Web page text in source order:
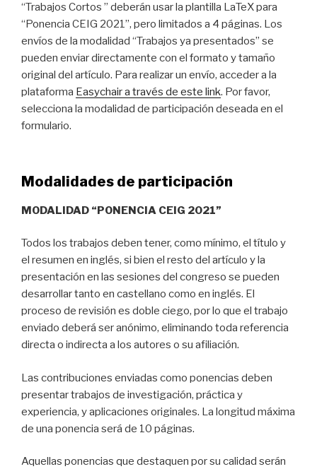
“Trabajos Cortos ” deberán usar la plantilla LaTeX para
“Ponencia CEIG 2021”, pero limitados a 4 páginas. Los
envíos de la modalidad “Trabajos ya presentados” se
pueden enviar directamente con el formato y tamaño
original del artículo. Para realizar un envío, acceder a la
plataforma Easychair a través de este link. Por favor,
selecciona la modalidad de participación deseada en el
formulario.
Modalidades de participación
MODALIDAD “PONENCIA CEIG 2021”
Todos los trabajos deben tener, como mínimo, el título y
el resumen en inglés, si bien el resto del artículo y la
presentación en las sesiones del congreso se pueden
desarrollar tanto en castellano como en inglés. El
proceso de revisión es doble ciego, por lo que el trabajo
enviado deberá ser anónimo, eliminando toda referencia
directa o indirecta a los autores o su afiliación.
Las contribuciones enviadas como ponencias deben
presentar trabajos de investigación, práctica y
experiencia, y aplicaciones originales. La longitud máxima
de una ponencia será de 10 páginas.
Aquellas ponencias que destaquen por su calidad serán